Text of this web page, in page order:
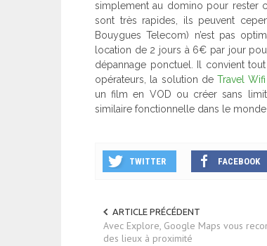
simplement au domino pour rester
sont très rapides, ils peuvent
Bouygues Telecom) n’est pas
location de 2 jours à 6€ par jour
dépannage ponctuel. Il convient
opérateurs, la solution deTravel Wifi
un film en VOD ou créer sans
similaire fonctionnelle dans le monde
TWITTER FACEBOOK
ARTICLE PRÉCÉDENT
Avec Explore, Google Maps vous
des lieux à proximité